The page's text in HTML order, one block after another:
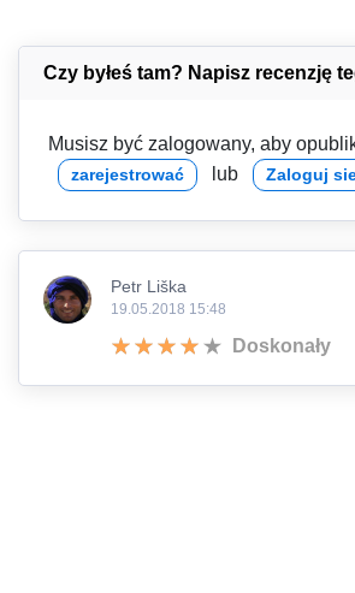
Czy byłeś tam? Napisz recenzję
Musisz być zalogowany, aby
zarejestrować lub Zaloguj
Petr Liška
19.05.2018 15:48
Doskonały